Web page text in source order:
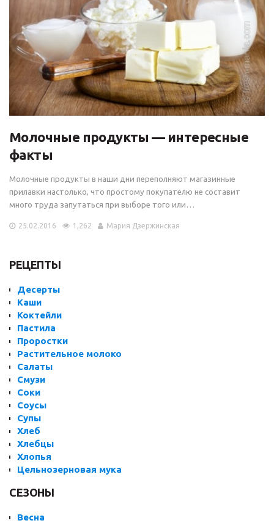
Молочные продукты — интересные
факты
Молочные продукты в наши дни переполняют магазинные
прилавки настолько, что простому покупателю не составит
много труда запутаться при выборе того или…
25.02.2016 1,262 Мария Дзержинская
РЕЦЕПТЫ
Десерты
Каши
Коктейли
Пастила
Проростки
Растительное молоко
Салаты
Смузи
Соки
Соусы
Супы
Хлеб
Хлебцы
Хлопья
Цельнозерновая мука
СЕЗОНЫ
Весна